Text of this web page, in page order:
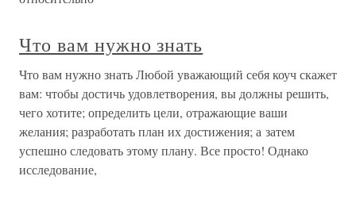
Что вам нужно знать
Что вам нужно знать Любой уважающий себя коуч скажет
вам: чтобы достичь удовлетворения, вы должны решить,
чего хотите; определить цели, отражающие ваши
желания; разработать план их достижения; а затем
успешно следовать этому плану. Все просто! Однако
исследование,